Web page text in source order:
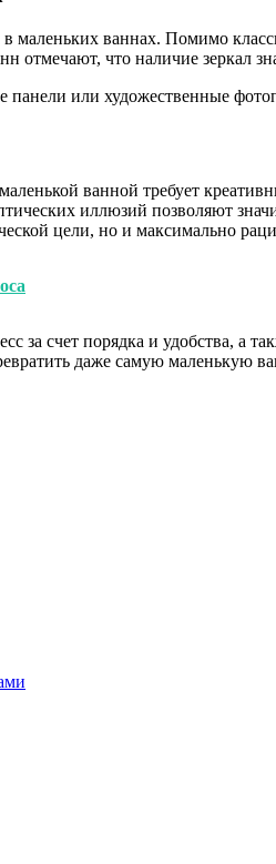
маленьких ваннах. Помимо
отмечают, что наличие зеркал
или художественные
ванной требует
иллюзий позволяют
цели, но и максимально
за счет порядка и удобства,
даже самую маленькую